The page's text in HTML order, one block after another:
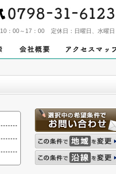
10：00～17：00 定休日： 日曜日、水曜日